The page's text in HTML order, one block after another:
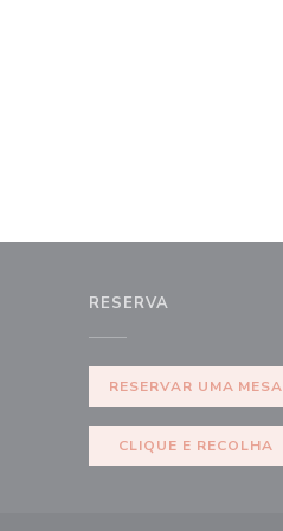
RESERVA
RESERVAR UMA MESA
CLIQUE E RECOLHA